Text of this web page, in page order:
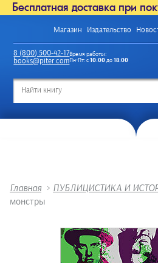
Бесплатная доставка при
Магазин Издательство
8 (800) 500-42-17
books@piter.com
Время работы:
Пн-Пт: с10:00до18:00
Главная > ПУБЛИЦИСТИКА И
монстры